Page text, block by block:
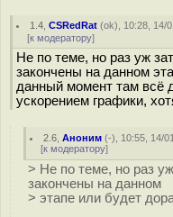
1.4 ,CSRedRat (ok), 10:28, 14/
[к модератору]
Не по теме, но раз уж
закончены на данном
данный момент там всё
ускорением графики,
2.6 ,Аноним (-), 10:55, 14/
[к модератору]
> Не по теме, но раз
закончены на данном
> этапе или будет